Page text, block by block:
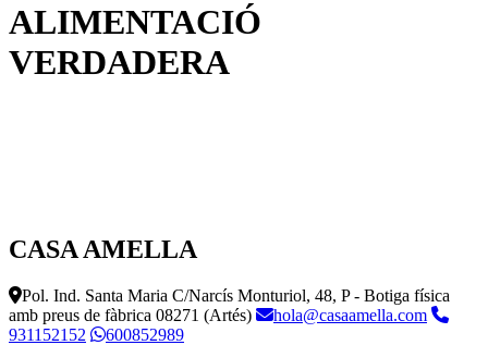
ALIMENTACIÓ
VERDADERA
CASA AMELLA
Pol. Ind. Santa Maria C/Narcís Monturiol, 48, P - Botiga física
amb preus de fàbrica 08271 (Artés)
hola@casaamella.com
931152152
600852989